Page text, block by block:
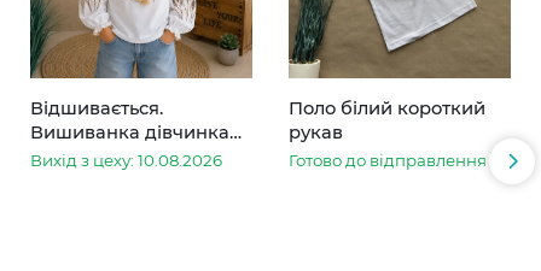
Відшивається.
Вишиванка дівчинка
колоски
Вихід з цеху: 10.08.2026
Поло білий короткий
рукав
Готово до відправлення